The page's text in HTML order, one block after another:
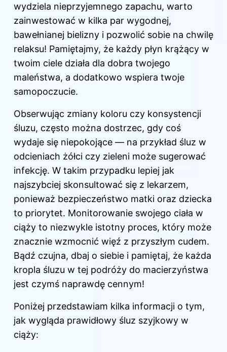
wydziela nieprzyjemnego zapachu, warto
zainwestować w kilka par wygodnej,
bawełnianej bielizny i pozwolić sobie na chwilę
relaksu! Pamiętajmy, że każdy płyn krążący w
twoim ciele działa dla dobra twojego
maleństwa, a dodatkowo wspiera twoje
samopoczucie.
Obserwując zmiany koloru czy konsystencji
śluzu, często można dostrzec, gdy coś
wydaje się niepokojące — na przykład śluz w
odcieniach żółci czy zieleni może sugerować
infekcję. W takim przypadku lepiej jak
najszybciej skonsultować się z lekarzem,
ponieważ bezpieczeństwo matki oraz dziecka
to priorytet. Monitorowanie swojego ciała w
ciąży to niezwykle istotny proces, który może
znacznie wzmocnić więź z przyszłym cudem.
Bądź czujna, dbaj o siebie i pamiętaj, że każda
kropla śluzu w tej podróży do macierzyństwa
jest czymś naprawdę cennym!
Poniżej przedstawiam kilka informacji o tym,
jak wygląda prawidłowy śluz szyjkowy w
ciąży: